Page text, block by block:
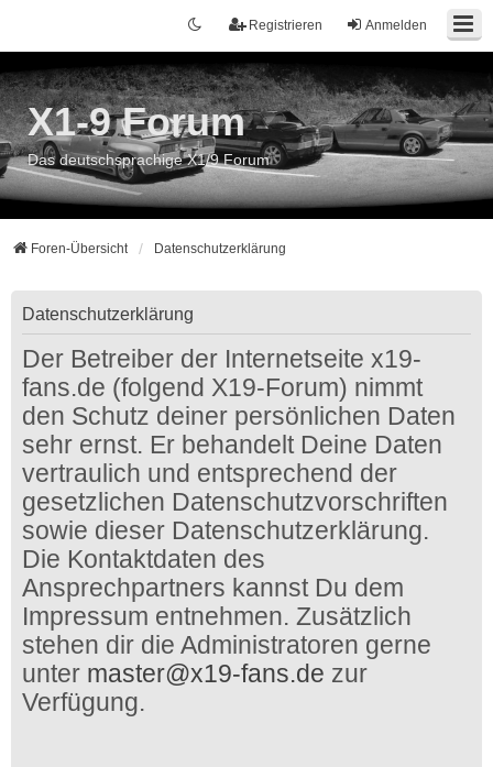
Anmelden
Registrieren
X1-9 Forum
Das deutschsprachige X1/9 Forum
Foren-Übersicht Datenschutzerklärung
Datenschutzerklärung
Der Betreiber der Internetseite x19-
fans.de (folgend X19-Forum) nimmt
den Schutz deiner persönlichen Daten
sehr ernst. Er behandelt Deine Daten
vertraulich und entsprechend der
gesetzlichen Datenschutzvorschriften
sowie dieser Datenschutzerklärung.
Die Kontaktdaten des
Ansprechpartners kannst Du dem
Impressum entnehmen. Zusätzlich
stehen dir die Administratoren gerne
unter master@x19-fans.de zur
Verfügung.